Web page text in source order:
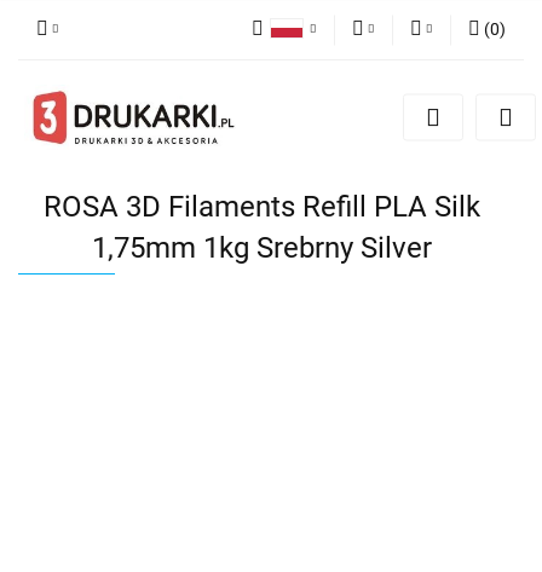
English
Zarejestruj się
(0)
ROSA 3D Filaments Refill PLA Silk
1,75mm 1kg Srebrny Silver